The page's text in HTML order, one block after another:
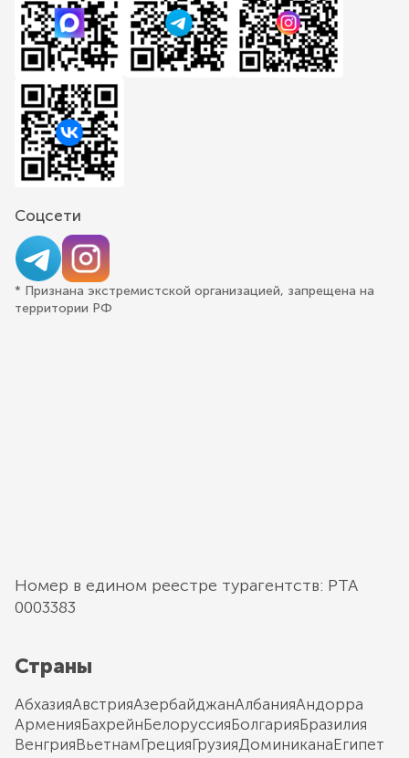
Соцсети
* Признана экстремистской организацией, запрещена на
территории РФ
Номер в едином реестре турагентств: РТА
0003383
Страны
АбхазияАвстрияАзербайджанАлбанияАндорра
АрменияБахрейнБелоруссияБолгарияБразилия
ВенгрияВьетнамГрецияГрузияДоминиканаЕгипет